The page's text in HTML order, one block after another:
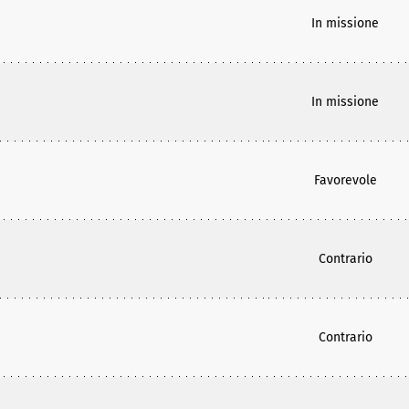
In missione
In missione
Favorevole
Contrario
Contrario